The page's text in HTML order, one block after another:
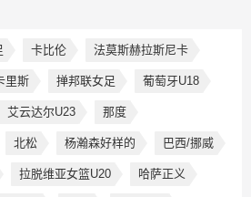
卡比伦 法莫斯赫拉斯尼卡
里斯 掸邦联女足 葡萄牙U18
艾云达尔U23 那度
北松 杨瀚森好样的 巴西/挪威
拉脱维亚女篮U20 哈萨正义